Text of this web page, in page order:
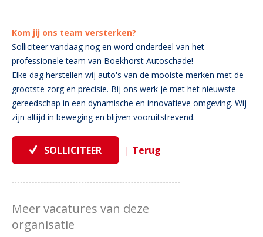
Kom jij ons team versterken?
Solliciteer vandaag nog en word onderdeel van het
professionele team van Boekhorst Autoschade!
Elke dag herstellen wij auto's van de mooiste merken met de
grootste zorg en precisie. Bij ons werk je met het nieuwste
gereedschap in een dynamische en innovatieve omgeving. Wij
zijn altijd in beweging en blijven vooruitstrevend.
|
Meer vacatures van deze
organisatie